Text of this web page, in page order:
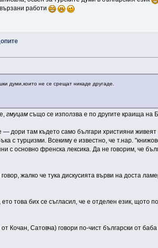
работи
думи,които не се срещат никаде другаде.
гмуцам също се използва е по другите краища на
— дори там където само българи християни
с турцизми. Всекиму е известно, че т.нар.
с основно френска лексика. Да не говорим, че
жалко че тука дискусията върви на доста
това бих се съгласил, че е отделен език, щото
Кочан, Сатовча) говори по-чист български от